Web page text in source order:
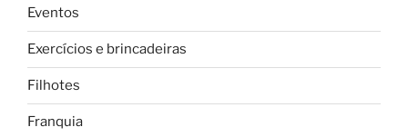
Eventos
Exercícios e brincadeiras
Filhotes
Franquia